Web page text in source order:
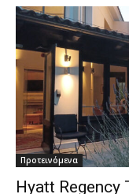
Προτεινόμενα
Hyatt Regency